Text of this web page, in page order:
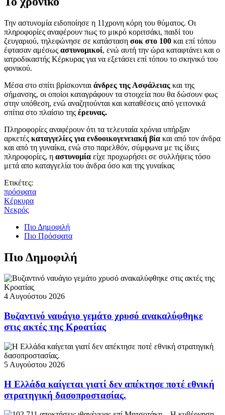
Την αστυνομία ειδοποίησε η 11χρονη κόρη του θύματος. Οι
πληροφορίες αναφέρουν πως το μικρό κοριτσάκι, παιδί του
ζευγαριού, τηλεφώνησε σε κατάσταση σοκ στο 100 και επί τόπου
έφτασαν αμέσως αστυνομικοί, ενώ αυτή την ώρα καταφτάνει και ο
ιατροδικαστής Κέρκυρας για να εξετάσει επί τόπου το σκηνικό του
φονικού.
Μέσα στο σπίτι βρίσκονται άνδρες της Ασφάλειας και της
σήμανσης, οι οποίοι καταγράφουν τα στοιχεία που θα δώσουν φως
στην υπόθεση, ενώ αναζητούνται και καταθέσεις από γειτονικά
σπίτια στο πλαίσιο της έρευνας.
Πληροφορίες αναφέρουν ότι τα τελευταία xρόνια υπήρξαν
αρκετές καταγγελίες για ενδοοικογενειακή βία και από τον άνδρα
και από τη γυναίκα, ενώ στο παρελθόν, σύμφωνα με τις ίδιες
πληροφορίες, η αστυνομία είχε προχωρήσει σε συλλήψεις τόσο
μετά απο καταγγελία του άνδρα όσο και της γυναίκας
Ετικέτες:
πρόσφατα
Κέρκυρα
Νεκρός
Πιο Δημοφιλή
Πιο Πρόσφατα
Πιο Δημοφιλή
4 Αυγούστου 2026
Βυζαντινό ναυάγιο γεμάτο χρυσό ανακαλύφθηκε
στις ακτές της Κροατίας
5 Αυγούστου 2026
Η Ελλάδα καίγεται γιατί δεν απέκτησε ποτέ εθνική
στρατηγική δασοπροστασίας.